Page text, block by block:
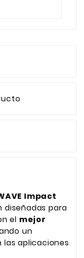
Impact
diseñadas para
el mejor
un
las aplicaciones